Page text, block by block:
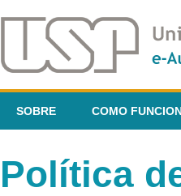
SOBRE COMO
Política